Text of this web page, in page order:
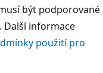
být podporované
Další informace
použití pro